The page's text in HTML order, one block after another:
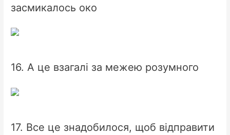
засмикалось око
16. А це взагалі за межею розумного
17. Все це знадобилося, щоб відправити